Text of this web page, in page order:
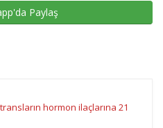
Paylaş
transların hormon ilaçlarına 21